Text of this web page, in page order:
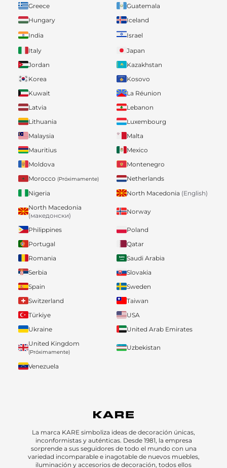
Greece
Guatemala
Hungary
Iceland
India
Israel
Italy
Japan
Jordan
Kazakhstan
Korea
Kosovo
Kuwait
La Réunion
Latvia
Lebanon
Lithuania
Luxembourg
Malaysia
Malta
Mauritius
Mexico
Moldova
Montenegro
Morocco (Próximamente)
Netherlands
Nigeria
North Macedonia (English)
North Macedonia
(македонски)
Norway
Philippines
Poland
Portugal
Qatar
Romania
Saudi Arabia
Serbia
Slovakia
Spain
Sweden
Switzerland
Taiwan
Türkiye
USA
Ukraine
United Arab Emirates
United Kingdom
(Próximamente)
Uzbekistan
Venezuela
La marca KARE simboliza ideas de decoración únicas,
inconformistas y auténticas. Desde 1981, la empresa
sorprende a sus seguidores de todo el mundo con una
variedad incomparable e inagotable de nuevos muebles,
iluminación y accesorios de decoración, todos ellos